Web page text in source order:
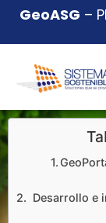
GeoASG –
Desarrollo e